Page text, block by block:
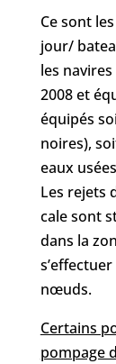
Ce sont
jour/
les
2008 et
équipés
noires),
eaux
Les rejets
cale sont
dans la
nœuds.
Certains
pompage